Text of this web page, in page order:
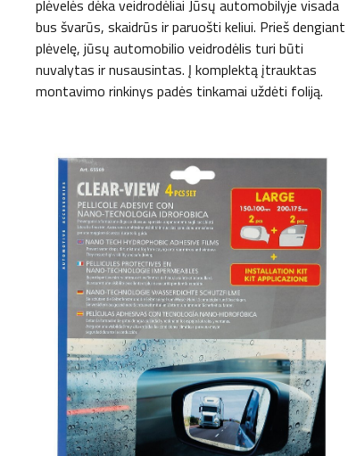
plėvelės dėka veidrodėliai Jūsų automobilyje visada
bus švarūs, skaidrūs ir paruošti keliui. Prieš dengiant
plėvelę, jūsų automobilio veidrodėlis turi būti
nuvalytas ir nusausintas. Į komplektą įtrauktas
montavimo rinkinys padės tinkamai uždėti foliją.